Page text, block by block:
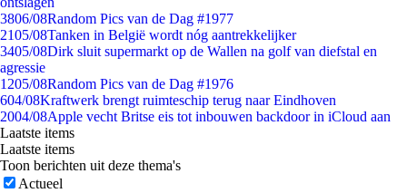
3806/08Random Pics van de Dag #1977
2105/08Tanken in België wordt nóg aantrekkelijker
3405/08Dirk sluit supermarkt op de Wallen na golf van diefstal en
agressie
1205/08Random Pics van de Dag #1976
604/08Kraftwerk brengt ruimteschip terug naar Eindhoven
2004/08Apple vecht Britse eis tot inbouwen backdoor in iCloud aan
Laatste items
Laatste items
Toon berichten uit deze thema's
Actueel